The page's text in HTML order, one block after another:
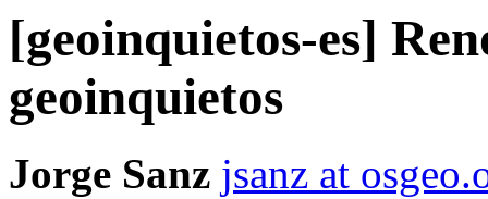
[geoinquietos-es]
geoinquietos
Jorge Sanz jsanz at